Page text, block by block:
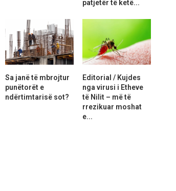
patjetër të ketë...
Sa janë të mbrojtur
punëtorët e
ndërtimtarisë sot?
Editorial / Kujdes
nga virusi i Etheve
të Nilit – më të
rrezikuar moshat
e...